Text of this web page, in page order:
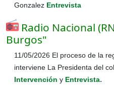
Gonzalez Entrevista
Radio Nacional
Burgos"
11/05/2026 El proceso de la
interviene La Presidenta del
Intervención y Entrevista.